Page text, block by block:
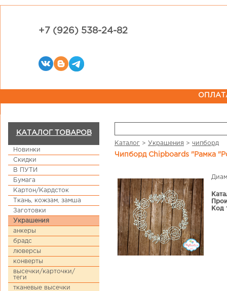
+7 (926) 538-24-82
КАТАЛОГ ТОВАРОВ
Новинки
Скидки
В ПУТИ
Бумага
Картон/Кардсток
Ткань, кожзам, замша
Заготовки
Украшения
анкеры
брадс
люверсы
конверты
высечки/карточки/
теги
тканевые высечки
Каталог > Украшения > чипборд
Чипборд Chipboards "Рамка
Код